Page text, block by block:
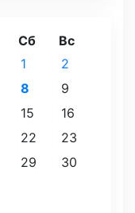
Сб Вс
1
2
8
9
15
16
22
23
29
30